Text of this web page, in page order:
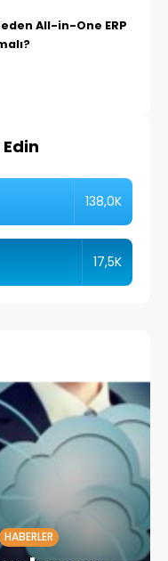
All-in-One ERP
138,0K
17,5K
HABERLER